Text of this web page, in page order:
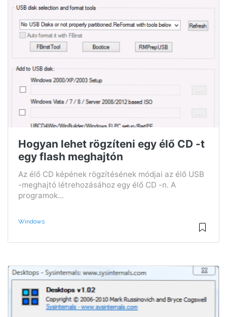
Hogyan lehet rögzíteni egy élő CD -t
egy flash meghajtón
Az élő CD képének rögzítésének módjai az élő USB
-meghajtó létrehozásához egy élő CD -n. A
programok...
Windows